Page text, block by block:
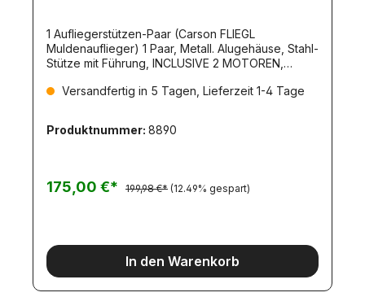
1 Aufliegerstützen-Paar (Carson FLIEGL
Muldenauflieger) 1 Paar, Metall. Alugehäuse, Stahl-
Stütze mit Führung, INCLUSIVE 2 MOTOREN,
Set enthält die zum Fliegl-Auflieger passenden
(Artikel 8538).Die Motoren sind für den Betrieb an
7,2V ausgelegt.Dieses Set passt zu fast allen
Versandfertig in 5 Tagen, Lieferzeit 1-4 Tage
Produktnummer: 8890
175,00 €* 199,98 €* (12.49% gespart)
In den Warenkorb